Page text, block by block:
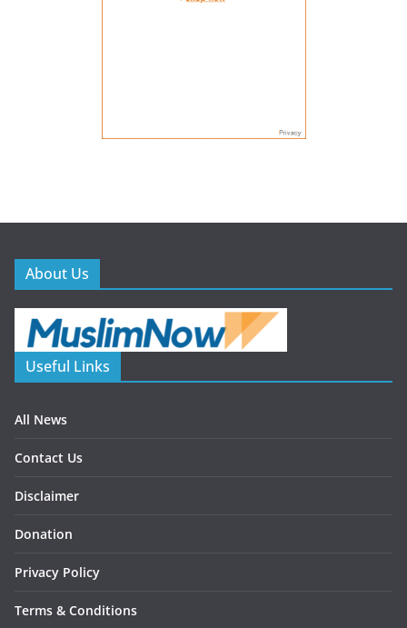
About Us
Useful Links
All News
Contact Us
Disclaimer
Donation
Privacy Policy
Terms & Conditions